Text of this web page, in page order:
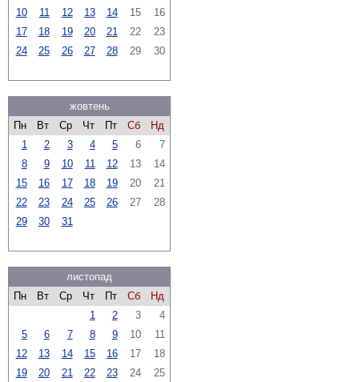
10 11 12 13 14 15
16
17
18 19 20 21 22
23
24
25 26 27 28 29 30
жовтень
Пн
Вт Ср Чт Пт Сб
Нд
1
2 3 4 5 6
7
8
9 10 11 12 13
14
15
16 17 18 19 20
21
22
23 24 25 26 27
28
29
30 31
листопад
Пн
Вт Ср Чт Пт Сб
Нд
1
2 3
4
5
6 7 8 9 10
11
12
13 14 15 16 17
18
19
20 21 22 23 24
25